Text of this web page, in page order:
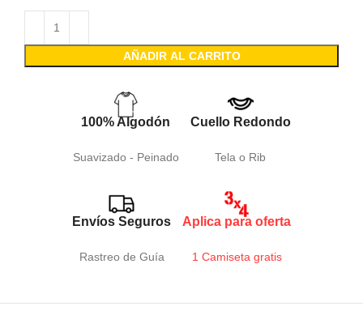
AÑADIR AL CARRITO
100% Algodón
Suavizado - Peinado
Cuello Redondo
Tela o Rib
Envíos Seguros
Rastreo de Guía
Aplica para oferta
1 Camiseta gratis